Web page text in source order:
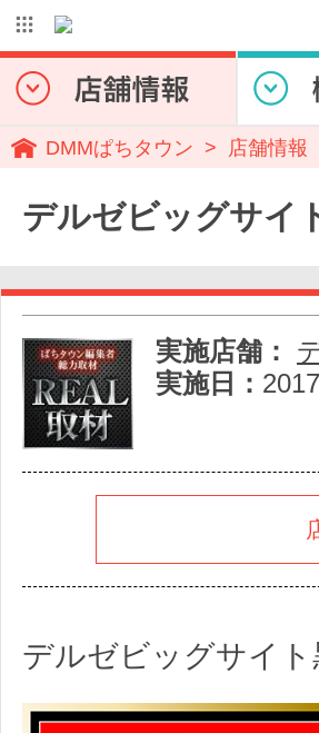
DMMぱちタウン 店舗情報
デルゼビッグサイ
実施店舗：
実施日：
デルゼビッグサイト